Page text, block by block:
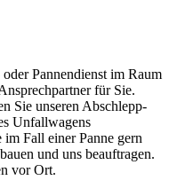
Pannendienst im Raum
für Sie.
Sie unseren Abschlepp-
Unfallwagens
Fall einer Panne gern
und uns beauftragen.
vor Ort.